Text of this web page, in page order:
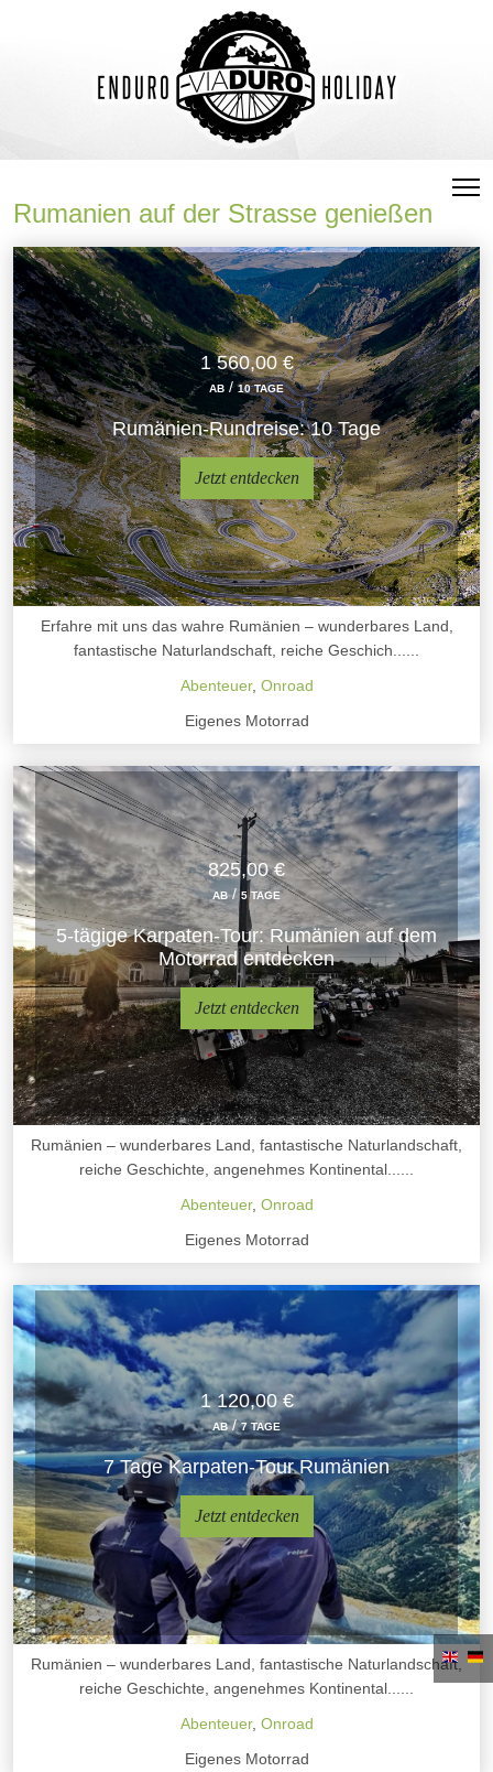
Rumanien auf der Strasse genießen
1 560,00 €
AB /10 TAGE
Rumänien-Rundreise: 10 Tage
Jetzt entdecken
Erfahre mit uns das wahre Rumänien – wunderbares Land,
fantastische Naturlandschaft, reiche Geschich......
Abenteuer, Onroad
Eigenes Motorrad
825,00 €
AB/ 5 TAGE
5-tägige Karpaten-Tour: Rumänien auf dem
Motorrad entdecken
Jetzt entdecken
Rumänien – wunderbares Land, fantastische Naturlandschaft,
reiche Geschichte, angenehmes Kontinental......
Abenteuer, Onroad
Eigenes Motorrad
1 120,00 €
AB/7 TAGE
7 Tage Karpaten-Tour Rumänien
Jetzt entdecken
Rumänien – wunderbares Land, fantastische Naturlandschaft,
reiche Geschichte, angenehmes Kontinental......
Abenteuer, Onroad
Eigenes Motorrad